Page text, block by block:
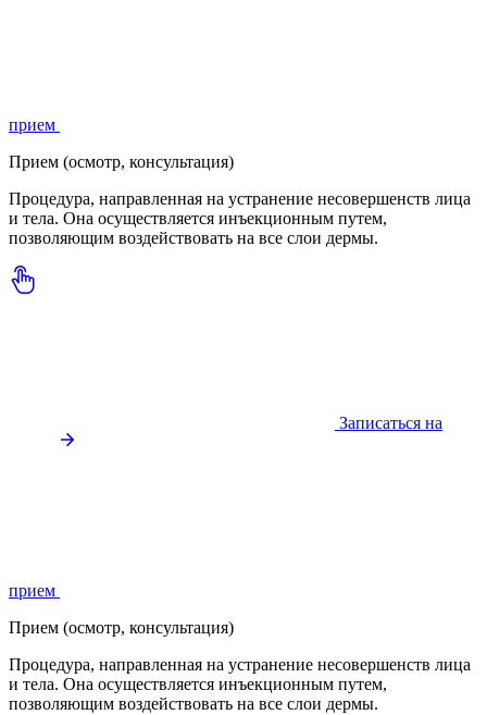
прием
Прием (осмотр, консультация)
Процедура, направленная на устранение несовершенств лица
и тела. Она осуществляется инъекционным путем,
позволяющим воздействовать на все слои дермы.
Записаться на
прием
Прием (осмотр, консультация)
Процедура, направленная на устранение несовершенств лица
и тела. Она осуществляется инъекционным путем,
позволяющим воздействовать на все слои дермы.